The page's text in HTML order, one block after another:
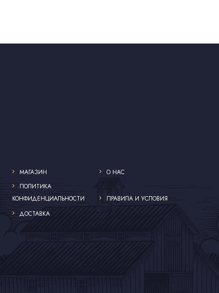
МАГАЗИН
О НАС
ПОЛИТИКА
КОНФИДЕНЦИАЛЬНОСТИ
ПРАВИЛА И УСЛОВИЯ
ДОСТАВКА